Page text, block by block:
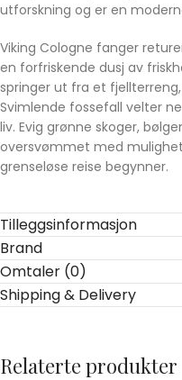
utforskning og er en
Viking Cologne fanger
en forfriskende dusj av
springer ut fra et
Svimlende fossefall velter
liv. Evig grønne skoger,
oversvømmet med
grenseløse reise begynner.
Tilleggsinformasjon
Brand
Omtaler (0)
Shipping & Delivery
Relaterte produkter